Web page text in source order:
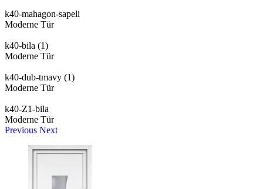
k40-mahagon-sapeli
Moderne Tür
k40-bila (1)
Moderne Tür
k40-dub-tmavy (1)
Moderne Tür
k40-Z1-bila
Moderne Tür
Previous Next